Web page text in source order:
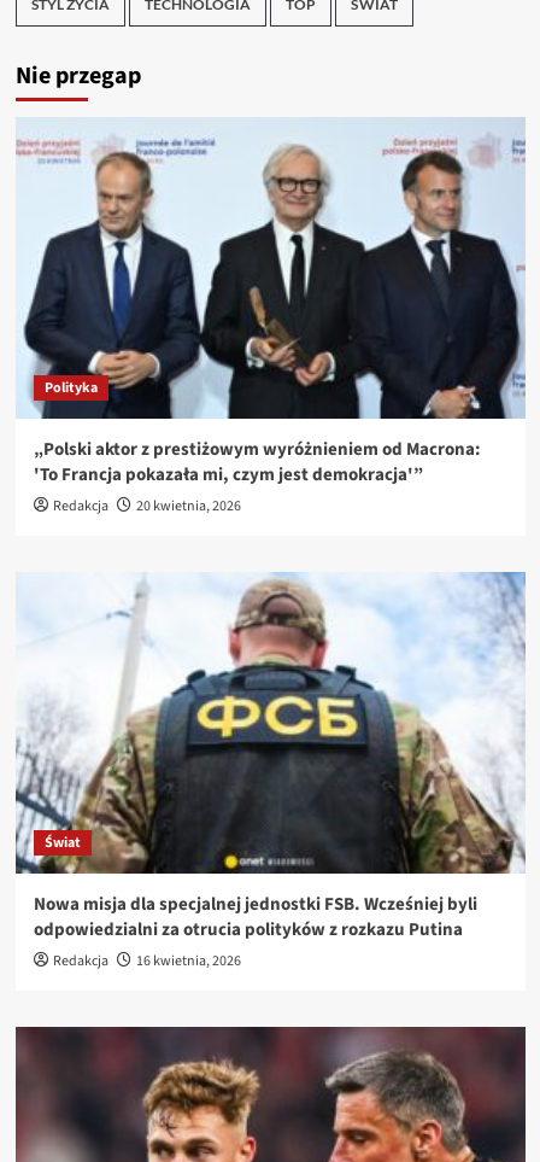
STYL ŻYCIA TECHNOLOGIA TOP ŚWIAT
Nie przegap
Polityka
„Polski aktor z prestiżowym wyróżnieniem od Macrona:
'To Francja pokazała mi, czym jest demokracja'”
Redakcja 20 kwietnia, 2026
Świat
Nowa misja dla specjalnej jednostki FSB. Wcześniej byli
odpowiedzialni za otrucia polityków z rozkazu Putina
Redakcja 16 kwietnia, 2026